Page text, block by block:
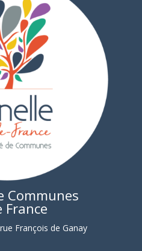
Communes
France
François de Ganay